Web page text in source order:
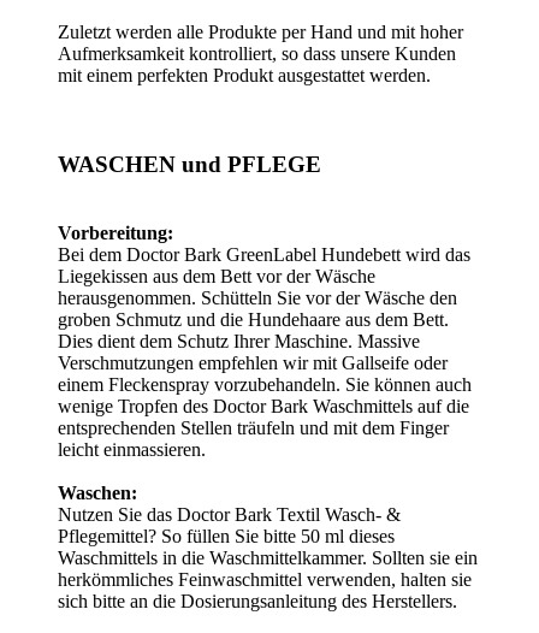
Zuletzt werden alle Produkte per Hand und mit hoher
Aufmerksamkeit kontrolliert, so dass unsere Kunden
mit einem perfekten Produkt ausgestattet werden.
WASCHEN und PFLEGE
Vorbereitung:
Bei dem Doctor Bark GreenLabel Hundebett wird das
Liegekissen aus dem Bett vor der Wäsche
herausgenommen. Schütteln Sie vor der Wäsche den
groben Schmutz und die Hundehaare aus dem Bett.
Dies dient dem Schutz Ihrer Maschine. Massive
Verschmutzungen empfehlen wir mit Gallseife oder
einem Fleckenspray vorzubehandeln. Sie können auch
wenige Tropfen des Doctor Bark Waschmittels auf die
entsprechenden Stellen träufeln und mit dem Finger
leicht einmassieren.
Waschen:
Nutzen Sie das Doctor Bark Textil Wasch- &
Pflegemittel? So füllen Sie bitte 50 ml dieses
Waschmittels in die Waschmittelkammer. Sollten sie ein
herkömmliches Feinwaschmittel verwenden, halten sie
sich bitte an die Dosierungsanleitung des Herstellers.